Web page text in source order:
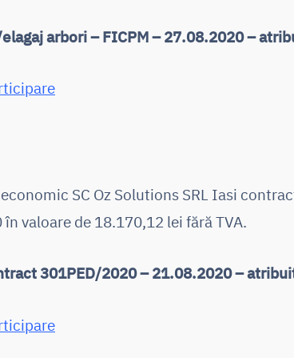
arbori – FICPM – 27.08.2020 –
SC Oz Solutions SRL Iasi
valoare de 18.170,12 lei fără TVA.
301PED/2020 – 21.08.2020 –